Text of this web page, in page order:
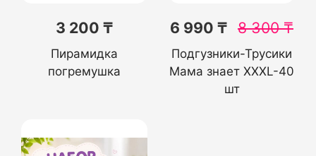
3 200 ₸
Пирамидка
погремушка
6 990 ₸ 8 300₸
Подгузники-Трусики
Мама знает XXXL-40
шт